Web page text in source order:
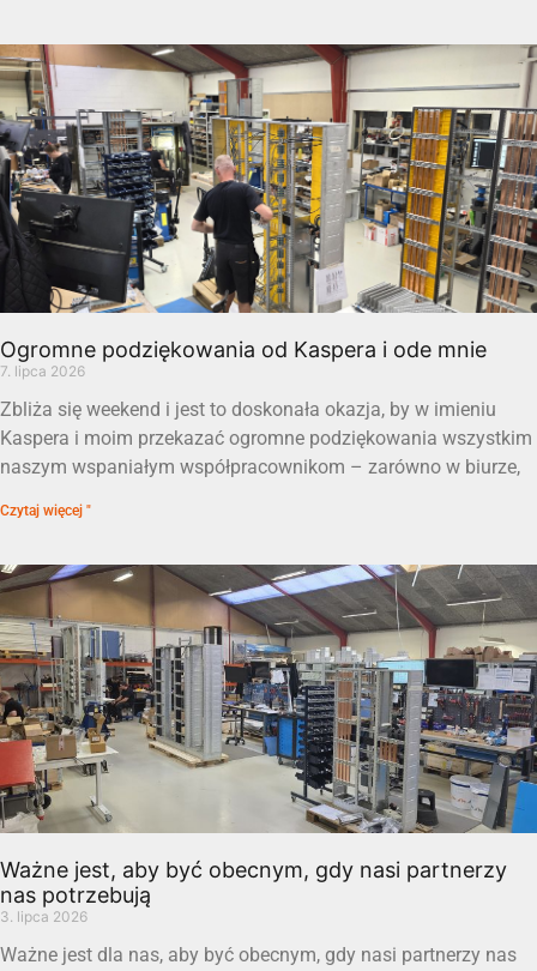
Ogromne podziękowania od Kaspera i ode mnie
7. lipca 2026
Zbliża się weekend i jest to doskonała okazja, by w imieniu
Kaspera i moim przekazać ogromne podziękowania wszystkim
naszym wspaniałym współpracownikom – zarówno w biurze,
Czytaj więcej "
Ważne jest, aby być obecnym, gdy nasi partnerzy
nas potrzebują
3. lipca 2026
Ważne jest dla nas, aby być obecnym, gdy nasi partnerzy nas